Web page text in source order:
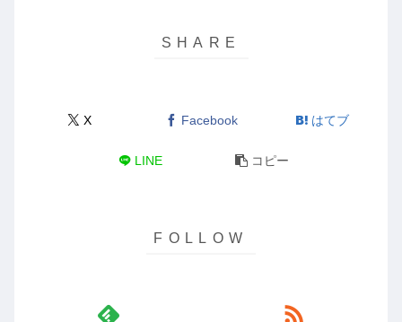
X Facebook はてブ
LINE コピー